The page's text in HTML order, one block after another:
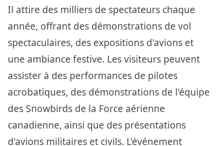
Il attire des milliers de spectateurs chaque
année, offrant des démonstrations de vol
spectaculaires, des expositions d'avions et
une ambiance festive. Les visiteurs peuvent
assister à des performances de pilotes
acrobatiques, des démonstrations de l'équipe
des Snowbirds de la Force aérienne
canadienne, ainsi que des présentations
d'avions militaires et civils. L'événement